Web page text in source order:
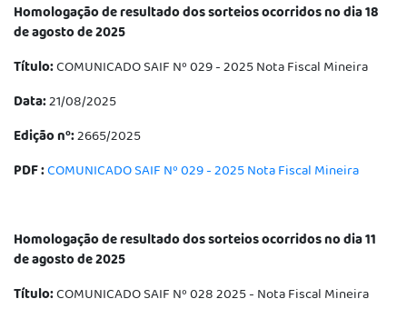
Homologação de resultado dos sorteios ocorridos no dia 18
de agosto de 2025
Título:COMUNICADO SAIF Nº 029 - 2025 Nota Fiscal Mineira
Data:21/08/2025
Edição nº:2665/2025
PDF :COMUNICADO SAIF Nº 029 - 2025 Nota Fiscal Mineira
Homologação de resultado dos sorteios ocorridos no dia 11
de agosto de 2025
Título:COMUNICADO SAIF Nº 028 2025 - Nota Fiscal Mineira